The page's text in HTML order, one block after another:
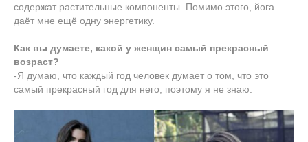
содержат растительные компоненты. Помимо этого, йога
даёт мне ещё одну энергетику.
Как вы думаете, какой у женщин самый прекрасный
возраст?
-Я думаю, что каждый год человек думает о том, что это
самый прекрасный год для него, поэтому я не знаю.